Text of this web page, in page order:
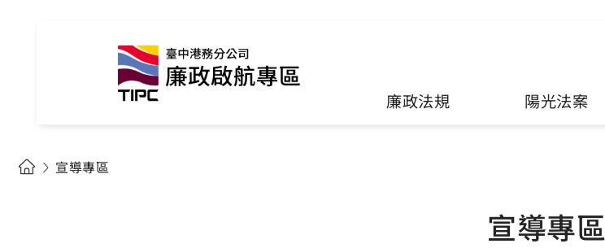
廉政法規 陽光法案
宣導專區
宣導專區